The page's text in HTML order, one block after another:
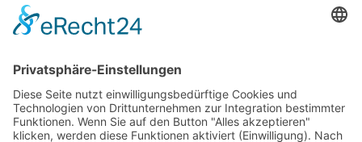
Süd
West